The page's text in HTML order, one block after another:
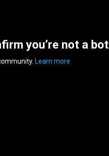
you’re not a bot
Learn more